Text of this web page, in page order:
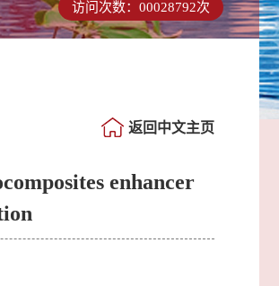
访问次数： 00028792次
返回中文主页
enhancer